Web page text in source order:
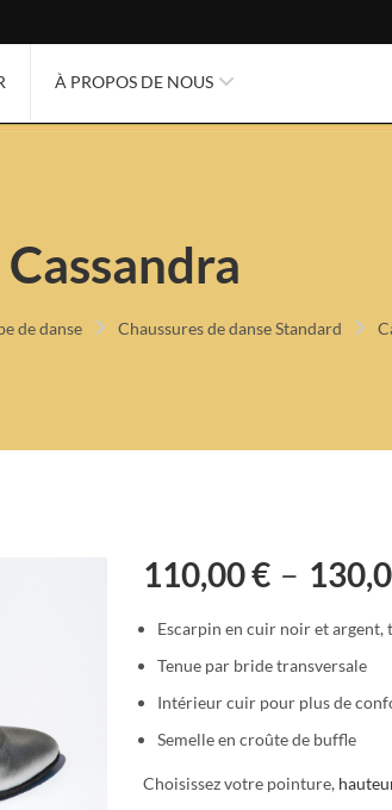
À PROPOS DE NOUS
Cassandra
de danse Chaussures de danse Standard
110,00€ –
Escarpin en cuir noir et argent,
Tenue par bride transversale
Intérieur cuir pour plus de
Semelle en croûte de buffle
Choisissez votre pointure,